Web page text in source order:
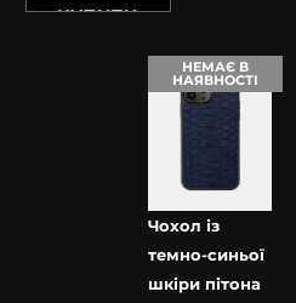
КУПИТИ
НЕМАЄ В
НАЯВНОСТІ
Чохол із
темно-синьої
шкіри пітона